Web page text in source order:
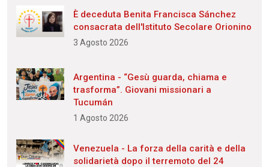
È deceduta Benita Francisca Sánchez
consacrata dell'Istituto Secolare Orionino
3 Agosto 2026
Argentina - “Gesù guarda, chiama e
trasforma”. Giovani missionari a
Tucumán
1 Agosto 2026
Venezuela - La forza della carità e della
solidarietà dopo il terremoto del 24